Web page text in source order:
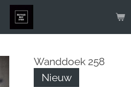
Wanddoek 258
Nieuw